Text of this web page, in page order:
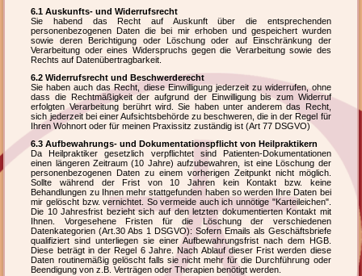
6.1 Auskunfts- und Widerrufsrecht
Sie habend das Recht auf Auskunft über die entsprechenden
personenbezogenen Daten die bei mir erhoben und gespeichert wurden
sowie deren Berichtigung oder Löschung oder auf Einschränkung der
Verarbeitung oder eines Widerspruchs gegen die Verarbeitung sowie des
Rechts auf Datenübertragbarkeit.
6.2 Widerrufsrecht und Beschwerderecht
Sie haben auch das Recht, diese Einwilligung jederzeit zu widerrufen, ohne
dass die Rechtmäßigkeit der aufgrund der Einwilligung bis zum Widerruf
erfolgten Verarbeitung berührt wird. Sie haben unter anderem das Recht,
sich jederzeit bei einer Aufsichtsbehörde zu beschweren, die in der Regel für
Ihren Wohnort oder für meinen Praxissitz zuständig ist (Art 77 DSGVO)
6.3 Aufbewahrungs- und Dokumentationspflicht von Heilpraktikern
Da Heilpraktiker gesetzlich verpflichtet sind Patienten-Dokumentationen
einen längeren Zeitraum (10 Jahre) aufzubewahren, ist eine Löschung der
personenbezogenen Daten zu einem vorherigen Zeitpunkt nicht möglich.
Sollte während der Frist von 10 Jahren kein Kontakt bzw. keine
Behandlungen zu Ihnen mehr stattgefunden haben so werden Ihre Daten bei
mir gelöscht bzw. vernichtet. So vermeide auch ich unnötige "Karteileichen".
Die 10 Jahresfrist bezieht sich auf den letzten dokumentierten Kontakt mit
Ihnen. Vorgesehene Fristen für die Löschung der verschiedenen
Datenkategorien (Art.30 Abs 1 DSGVO): Sofern Emails als Geschäftsbriefe
qualifiziert sind unterliegen sie einer Aufbewahrungsfrist nach dem HGB.
Diese beträgt in der Regel 6 Jahre. Nach Ablauf dieser Frist werden diese
Daten routinemäßig gelöscht falls sie nicht mehr für die Durchführung oder
Beendigung von z.B. Verträgen oder Therapien benötigt werden.